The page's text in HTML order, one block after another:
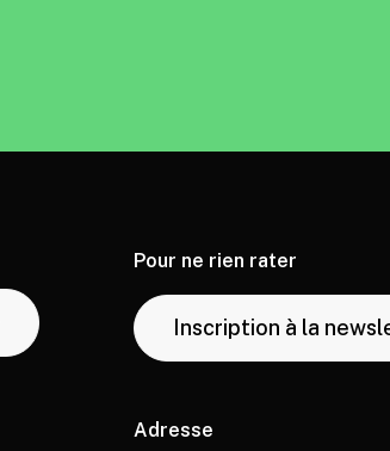
Pour ne rien rater
Inscription à la
Adresse